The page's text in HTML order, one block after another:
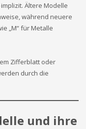
Ältere Modelle
während neuere
„M“ für Metalle
Zifferblatt oder
durch die
und ihre